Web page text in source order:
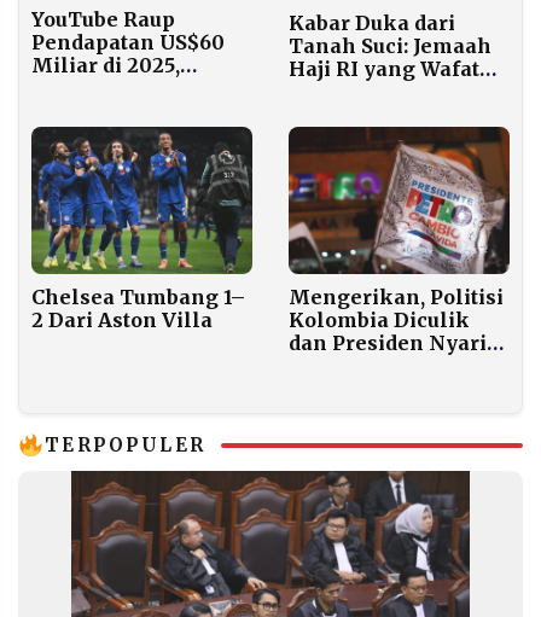
YouTube Raup
Pendapatan US$60
Miliar di 2025,
Kabar Duka dari
Tanah Suci: Jemaah
Haji RI yang Wafat
Saudi
Chelsea Tumbang 1–
2 Dari Aston Villa
Mengerikan, Politisi
Kolombia Diculik
dan Presiden Nyaris
TERPOPULER